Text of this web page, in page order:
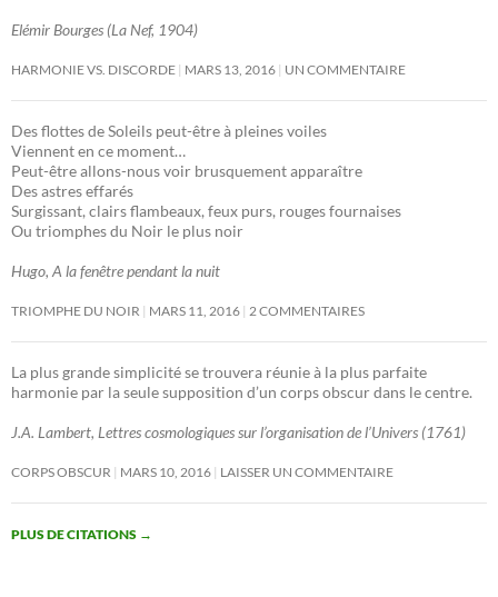
Elémir Bourges (La Nef, 1904)
HARMONIE VS. DISCORDE MARS 13, 2016 UN COMMENTAIRE
Des flottes de Soleils peut-être à pleines voiles
Viennent en ce moment…
Peut-être allons-nous voir brusquement apparaître
Des astres effarés
Surgissant, clairs flambeaux, feux purs, rouges fournaises
Ou triomphes du Noir le plus noir
Hugo, A la fenêtre pendant la nuit
TRIOMPHE DU NOIR MARS 11, 2016 2 COMMENTAIRES
La plus grande simplicité se trouvera réunie à la plus parfaite
harmonie par la seule supposition d’un corps obscur dans le centre.
J.A. Lambert, Lettres cosmologiques sur l’organisation de l’Univers (1761)
CORPS OBSCUR MARS 10, 2016 LAISSER UN COMMENTAIRE
PLUS DE CITATIONS →